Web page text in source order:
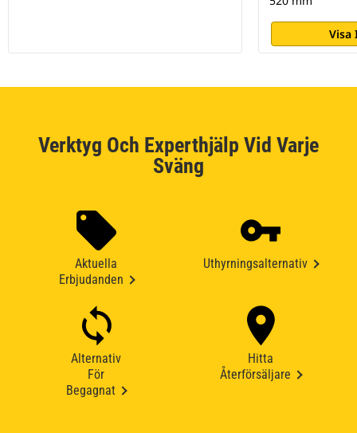
Visa
Verktyg Och Experthjälp Vid Varje
Sväng
Aktuella
Erbjudanden
Uthyrningsalternativ
Alternativ
För
Begagnat
Hitta
Återförsäljare